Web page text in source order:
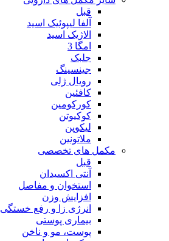
قبل
آلفا لیپوئیک اسید
الاژیک اسید
امگا 3
جلبک
جینسینگ
رویال ژلی
کافئین
کورکومین
کوکیوتن
لیکوپن
ملاتونین
مکمل های تخصصی
قبل
آنتی اکسیدان
استخوان و مفاصل
افزایش وزن
انرژی زا و رفع خستگی
بیماری پوستی
پوست، مو و ناخن